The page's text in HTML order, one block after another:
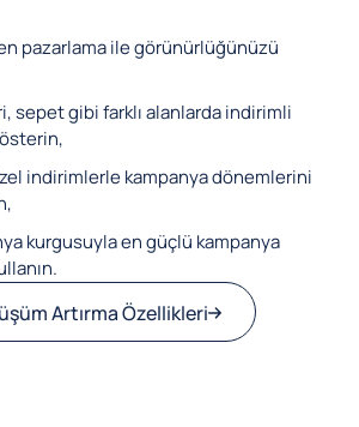
pazarlama ile görünürlüğünüzü
sepet gibi farklı alanlarda indirimli
indirimlerle kampanya dönemlerini
kurgusuyla en güçlü kampanya
Artırma Özellikleri